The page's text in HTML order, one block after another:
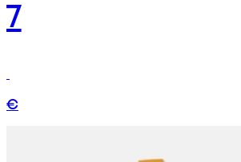
7
€